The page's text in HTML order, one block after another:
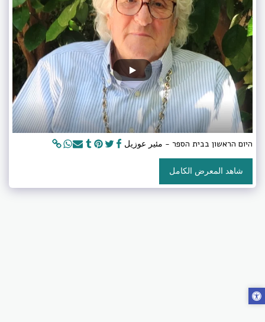
היום הראשון בבית הספר - مئير عوزيل
شاهد المعرض الكامل